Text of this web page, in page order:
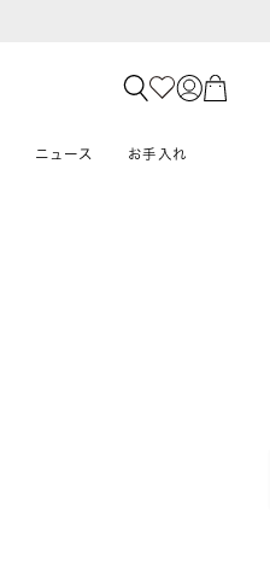
ニュース お手入れ